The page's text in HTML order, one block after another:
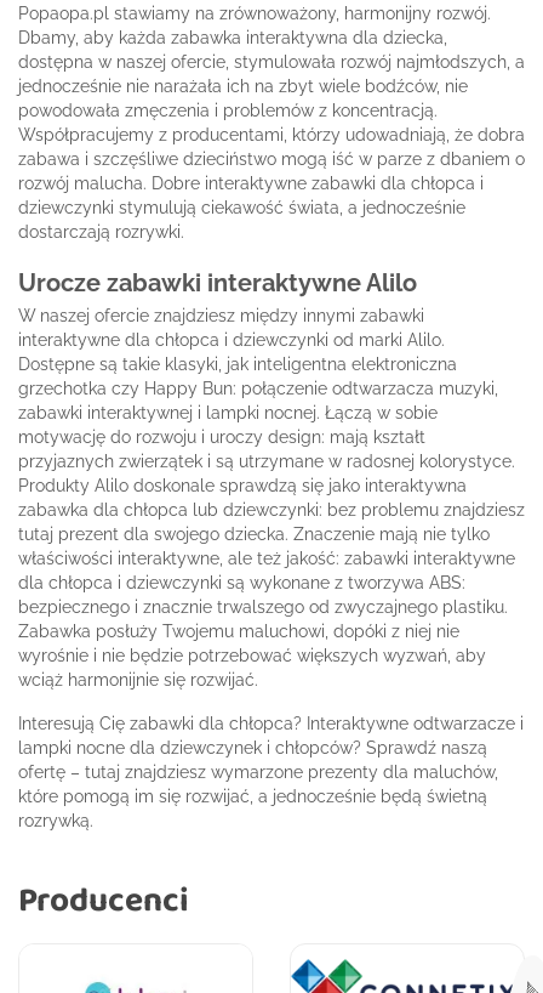
Popaopa.pl stawiamy na zrównoważony, harmonijny rozwój.
Dbamy, aby każda zabawka interaktywna dla dziecka,
dostępna w naszej ofercie, stymulowała rozwój najmłodszych, a
jednocześnie nie narażała ich na zbyt wiele bodźców, nie
powodowała zmęczenia i problemów z koncentracją.
Współpracujemy z producentami, którzy udowadniają, że dobra
zabawa i szczęśliwe dzieciństwo mogą iść w parze z dbaniem o
rozwój malucha. Dobre interaktywne zabawki dla chłopca i
dziewczynki stymulują ciekawość świata, a jednocześnie
dostarczają rozrywki.
Urocze zabawki interaktywne Alilo
W naszej ofercie znajdziesz między innymi zabawki
interaktywne dla chłopca i dziewczynki od marki Alilo.
Dostępne są takie klasyki, jak inteligentna elektroniczna
grzechotka czy Happy Bun: połączenie odtwarzacza muzyki,
zabawki interaktywnej i lampki nocnej. Łączą w sobie
motywację do rozwoju i uroczy design: mają kształt
przyjaznych zwierzątek i są utrzymane w radosnej kolorystyce.
Produkty Alilo doskonale sprawdzą się jako interaktywna
zabawka dla chłopca lub dziewczynki: bez problemu znajdziesz
tutaj prezent dla swojego dziecka. Znaczenie mają nie tylko
właściwości interaktywne, ale też jakość: zabawki interaktywne
dla chłopca i dziewczynki są wykonane z tworzywa ABS:
bezpiecznego i znacznie trwalszego od zwyczajnego plastiku.
Zabawka posłuży Twojemu maluchowi, dopóki z niej nie
wyrośnie i nie będzie potrzebować większych wyzwań, aby
wciąż harmonijnie się rozwijać.
Interesują Cię zabawki dla chłopca? Interaktywne odtwarzacze i
lampki nocne dla dziewczynek i chłopców? Sprawdź naszą
ofertę – tutaj znajdziesz wymarzone prezenty dla maluchów,
które pomogą im się rozwijać, a jednocześnie będą świetną
rozrywką.
Producenci